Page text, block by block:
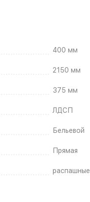
400 мм
2150 мм
375 мм
ЛДСП
Бельевой
Прямая
распашные